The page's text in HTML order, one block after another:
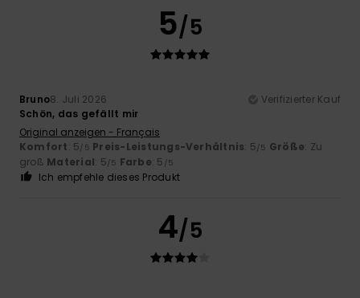
5/5
Bruno8. Juli 2026
Verifizierter Kauf
Schön, das gefällt mir
Original anzeigen - Français
Komfort: 5/5 Preis-Leistungs-Verhältnis: 5/5 Größe: Zu
groß Material: 5/5 Farbe: 5 /5
Ich empfehle dieses Produkt
4/5